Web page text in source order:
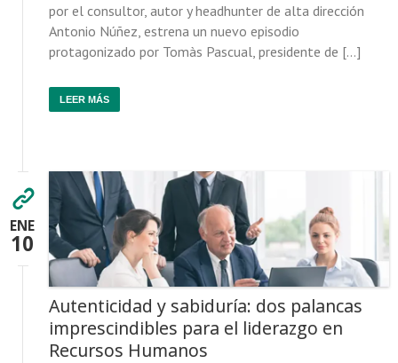
por el consultor, autor y headhunter de alta dirección
Antonio Núñez, estrena un nuevo episodio
protagonizado por Tomàs Pascual, presidente de […]
LEER MÁS
ENE
10
Autenticidad y sabiduría: dos palancas
imprescindibles para el liderazgo en
Recursos Humanos